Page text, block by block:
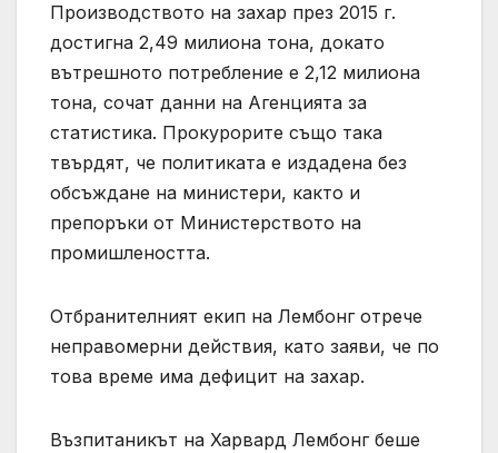
Производството на захар през 2015 г.
достигна 2,49 милиона тона, докато
вътрешното потребление е 2,12 милиона
тона, сочат данни на Агенцията за
статистика. Прокурорите също така
твърдят, че политиката е издадена без
обсъждане на министери, както и
препоръки от Министерството на
промишлеността.
Отбранителният екип на Лембонг отрече
неправомерни действия, като заяви, че по
това време има дефицит на захар.
Възпитаникът на Харвард Лембонг беше